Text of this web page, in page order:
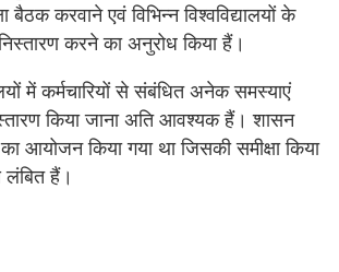
बैठक करवाने एवं विभिन्न विश्वविद्यालयों के
करने का अनुरोध किया हैं।
में कर्मचारियों से संबंधित अनेक समस्याएं
किया जाना अति आवश्यक हैं। शासन
का आयोजन किया गया था जिसकी समीक्षा किया
हैं।